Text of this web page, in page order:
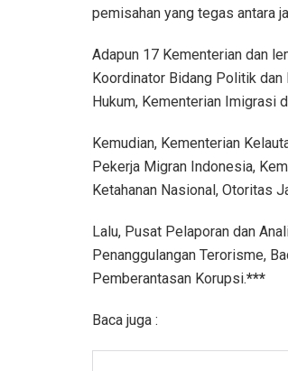
pemisahan yang tegas antara
Adapun 17 Kementerian dan
Koordinator Bidang Politik dan
Hukum, Kementerian Imigrasi
Kemudian, Kementerian
Pekerja Migran Indonesia,
Ketahanan Nasional, Otoritas
Lalu, Pusat Pelaporan dan
Penanggulangan Terorisme,
Pemberantasan Korupsi.***
Baca juga :